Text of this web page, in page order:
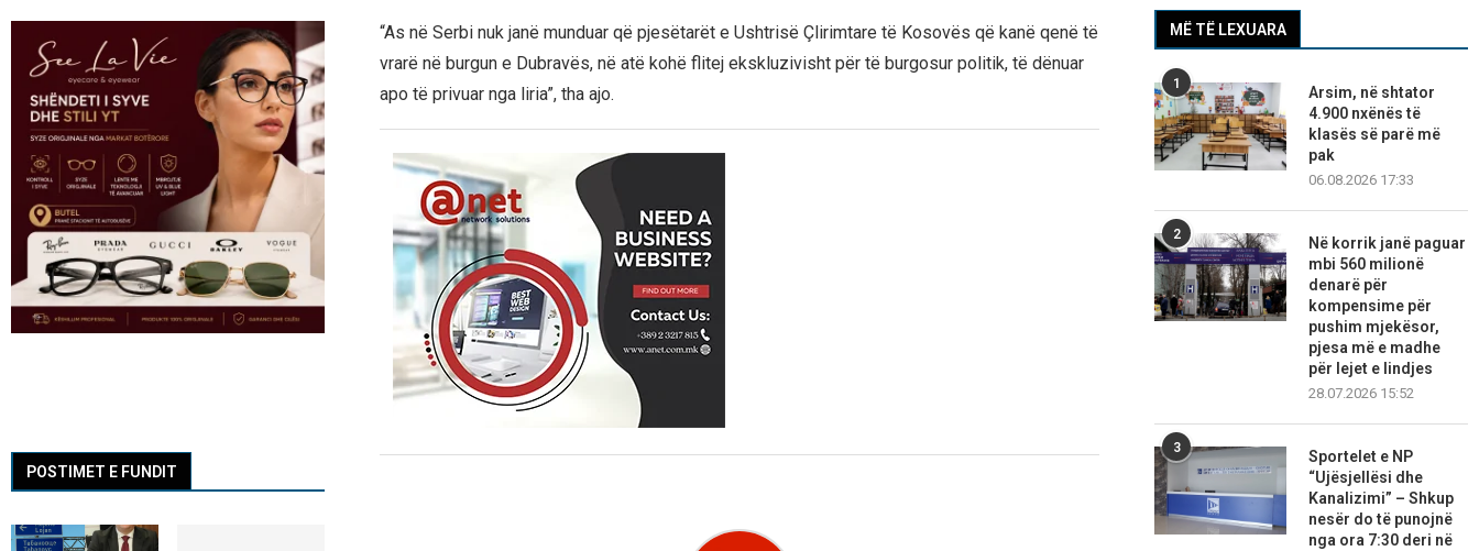
“As në Serbi nuk janë munduar që pjesëtarët e Ushtrisë Çlirimtare të Kosovës që kanë qenë të
vrarë në burgun e Dubravës, në atë kohë flitej ekskluzivisht për të burgosur politik, të dënuar
apo të privuar nga liria”, tha ajo.
MË TË LEXUARA
1
Arsim, në shtator
4.900 nxënës të
klasës së parë më
pak
06.08.2026 17:33
2
Në korrik janë paguar
mbi 560 milionë
denarë për
kompensime për
pushim mjekësor,
pjesa më e madhe
për lejet e lindjes
28.07.2026 15:52
3
Sportelet e NP
“Ujësjellësi dhe
Kanalizimi” – Shkup
nesër do të punojnë
nga ora 7:30 deri në
POSTIMET E FUNDIT